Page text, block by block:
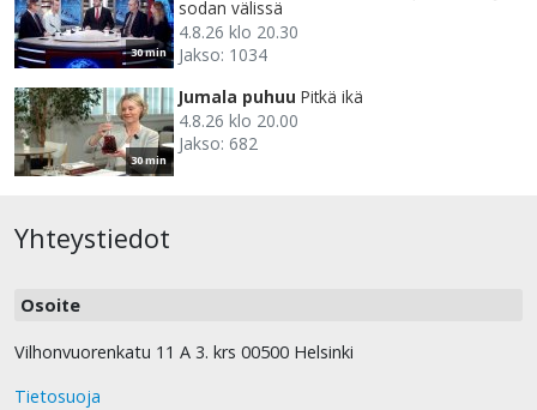
30 min
sodan välissä
4.8.26 klo 20.30
Jakso: 1034
30 min
Jumala puhuu Pitkä ikä
4.8.26 klo 20.00
Jakso: 682
Yhteystiedot
Osoite
Vilhonvuorenkatu 11 A 3. krs 00500 Helsinki
Tietosuoja